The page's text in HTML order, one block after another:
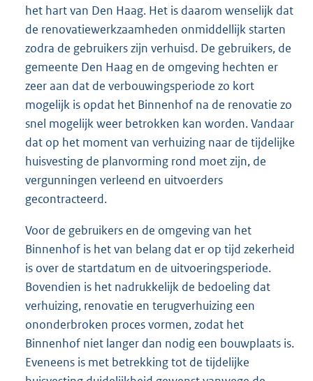
het hart van Den Haag. Het is daarom wenselijk dat
de renovatiewerkzaamheden onmiddellijk starten
zodra de gebruikers zijn verhuisd. De gebruikers, de
gemeente Den Haag en de omgeving hechten er
zeer aan dat de verbouwingsperiode zo kort
mogelijk is opdat het Binnenhof na de renovatie zo
snel mogelijk weer betrokken kan worden. Vandaar
dat op het moment van verhuizing naar de tijdelijke
huisvesting de planvorming rond moet zijn, de
vergunningen verleend en uitvoerders
gecontracteerd.
Voor de gebruikers en de omgeving van het
Binnenhof is het van belang dat er op tijd zekerheid
is over de startdatum en de uitvoeringsperiode.
Bovendien is het nadrukkelijk de bedoeling dat
verhuizing, renovatie en terugverhuizing een
ononderbroken proces vormen, zodat het
Binnenhof niet langer dan nodig een bouwplaats is.
Eveneens is met betrekking tot de tijdelijke